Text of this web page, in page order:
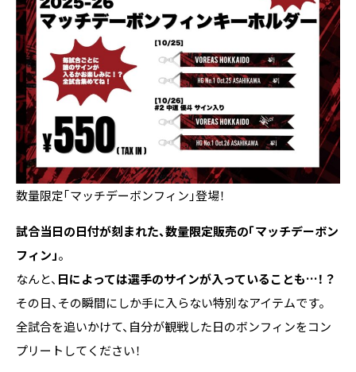
数量限定「マッチデーボンフィン」登場！
試合当日の日付が刻まれた、数量限定販売の「マッチデーボン
フィン」。
なんと、 日によっては選手のサインが入っていることも…！？
その日、その瞬間にしか手に入らない特別なアイテムです。
全試合を追いかけて、自分が観戦した日のボンフィンをコン
プリートしてください！